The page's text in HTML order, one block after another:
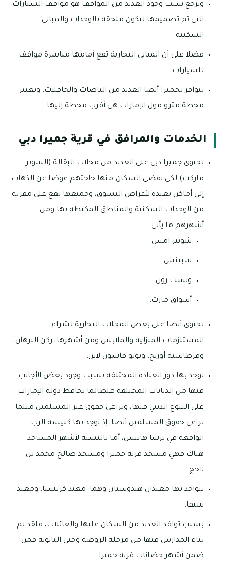
ويرجع سبب وجود العديد من المواقف هو مواقف السيارات
التي تم تصميمها لتكون ملحقة بالوحدات والمباني
السكنية.
فضلا على أن المباني التجارية تقع أمامها مباشرة مواقف
للسيارات.
تتوافر بجميرا أيضا العديد من الباصات والحافلات، وتعتبر
محطة مترو مول الإمارات هي أقرب محطة إليها.
الخدمات والمرافق في قرية جميرا دبي
تحتوي جميرا دبي على العديد من محلات البقالة (السوبر
ماركت) لكي يقضي السكان منها حاجتهم عوضا عن الذهاب
إلى أماكن بعيدة لأغراض التسوق، وجميعها تقع على مقربة
من الوحدات السكنية والمناطق المكتظة بها ومن
أشهرهم ما يأتي:
شويتر امس.
سبينس.
ويست زون.
أسواق مارت.
تحتوي أيضا على بعض المحلات التجارية لشراء
المستلزمات المنزلية والملابس ومن أشهرها، ركن البرهان،
وقرطاسية أورنج، وبوبو فاشون لاين.
توجد بها دور العبادة المختلفة بسبب وجود بعض الأجانب
فيها من الديانات المختلفة فلطالما تحافظ دولة الإمارات
على التنوع الديني فيها، وتراعي حقوق غير المسلمين مثلما
تراعى حقوق المسلمين أيضا، إذ يوجد بها كنيسة الرب
الواقعة في برشا هايتس، أما بالنسبة لأشهر المساجد
هناك فهي مسجد قرية جميرا ومسجد صالح محمد بن
لاحج.
يتواجد بها معبدان هندوسيان وهما: معبد كريشنا، ومعبد
شيفا.
بسبب توافد العديد من السكان عليها والعائلات، فلقد تم
بناء المدارس فيها من مرحلة الروضة وحتى الثانوية فمن
ضمن أشهر حضانات قرية جميرا: